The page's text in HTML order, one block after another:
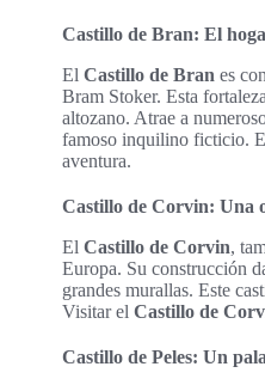
Castillo de Bran: El
El Castillo de Bran es
Bram Stoker. Esta
altozano. Atrae a
famoso inquilino ficticio.
aventura.
Castillo de Corvin: Una
El Castillo de Corvin,
Europa. Su construcción
grandes murallas. Este
Visitar el Castillo de
Castillo de Peles: Un